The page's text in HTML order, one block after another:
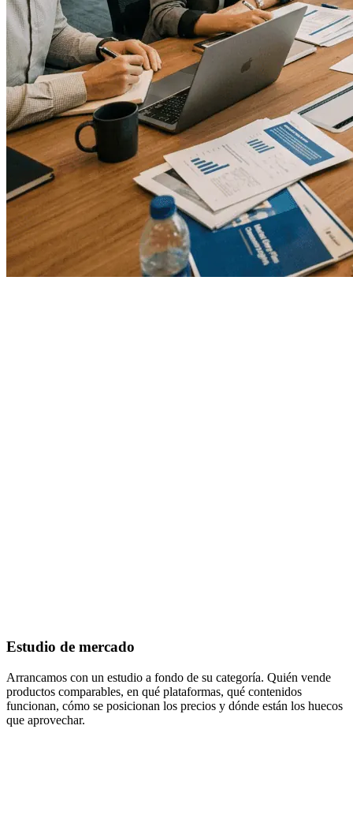
Estudio de mercado
Arrancamos con un estudio a fondo de su categoría. Quién vende
productos comparables, en qué plataformas, qué contenidos
funcionan, cómo se posicionan los precios y dónde están los huecos
que aprovechar.